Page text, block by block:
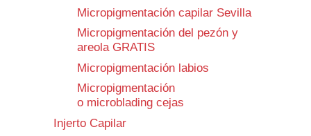
Micropigmentación capilar Sevilla
Micropigmentación del pezón y
areola GRATIS
Micropigmentación labios
Micropigmentación
o microblading cejas
Injerto Capilar